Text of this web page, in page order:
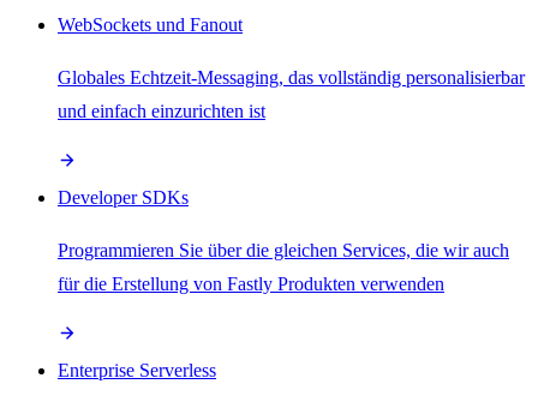
WebSockets und Fanout
Globales Echtzeit-Messaging, das vollständig personalisierbar
und einfach einzurichten ist
Developer SDKs
Programmieren Sie über die gleichen Services, die wir auch
für die Erstellung von Fastly Produkten verwenden
Enterprise Serverless